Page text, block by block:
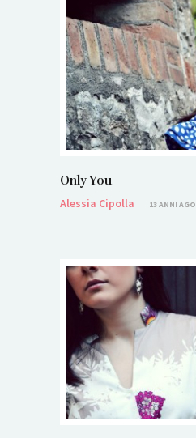
Only You
Alessia Cipolla
13 ANNI AGO